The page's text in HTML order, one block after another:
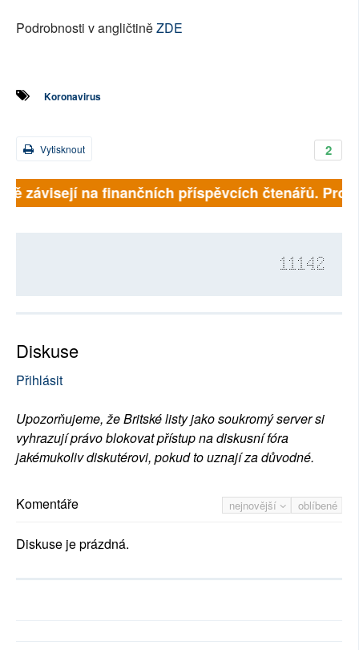
Podrobnosti v angličtiněZDE
Koronavirus
2
Vytisknout
závisejí na finančních příspěvcích čtenářů.
11142
Diskuse
Přihlásit
Upozorňujeme, že Britské listy jako soukromý server si
vyhrazují právo blokovat přístup na diskusní fóra
jakémukoliv diskutérovi, pokud to uznají za důvodné.
nejnovější oblíbené
Komentáře
Diskuse je prázdná.